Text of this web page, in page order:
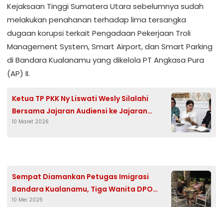
Kejaksaan Tinggi Sumatera Utara sebelumnya sudah
melakukan penahanan terhadap lima tersangka
dugaan korupsi terkait Pengadaan Pekerjaan Troli
Management System, Smart Airport, dan Smart Parking
di Bandara Kualanamu yang dikelola PT Angkasa Pura
(AP) II.
Ketua TP PKK Ny Liswati Wesly Silalahi
Bersama Jajaran Audiensi ke Jajaran
Direksi RS Vita Insani
10 Maret 2026
Sempat Diamankan Petugas Imigrasi
Bandara Kualanamu, Tiga Wanita DPO
Berhasil Kabur Usai Diserahkan ke Polisi
10 Mei 2025